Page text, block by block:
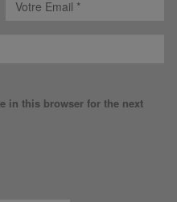
in this browser for the next